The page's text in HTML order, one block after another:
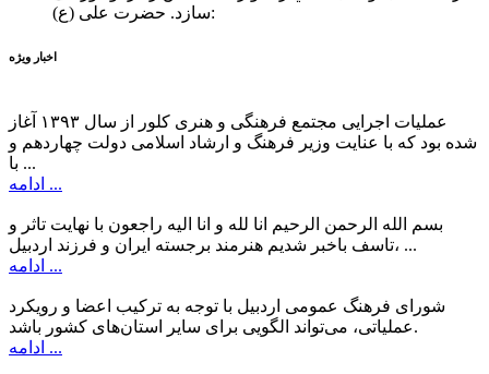
سازد.حضرت علی (ع):
اخبار ویژه
عملیات اجرایی مجتمع فرهنگی و هنری کلور از سال ۱۳۹۳ آغاز
شده بود که با عنایت وزیر فرهنگ و ارشاد اسلامی دولت چهاردهم و
با ...
ادامه ...
بسم الله الرحمن الرحیم انا لله و انا الیه راجعون با نهایت تاثر و
تاسف باخبر شدیم هنرمند برجسته ایران و فرزند اردبیل، ...
ادامه ...
شورای فرهنگ عمومی اردبیل با توجه به ترکیب اعضا و رویکرد
عملیاتی، می‌تواند الگویی برای سایر استان‌های کشور باشد.
ادامه ...